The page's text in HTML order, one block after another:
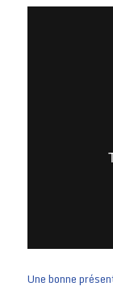
Une bonne